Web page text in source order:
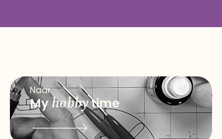
Naar
Myhobbytime